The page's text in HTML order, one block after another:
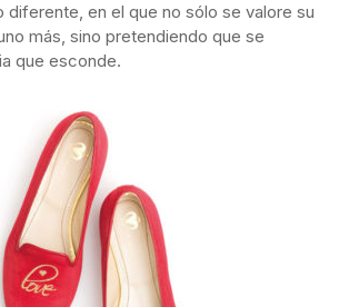
en el que no sólo se valore su
más, sino pretendiendo que se
que esconde.